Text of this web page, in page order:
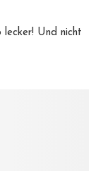
Und nicht